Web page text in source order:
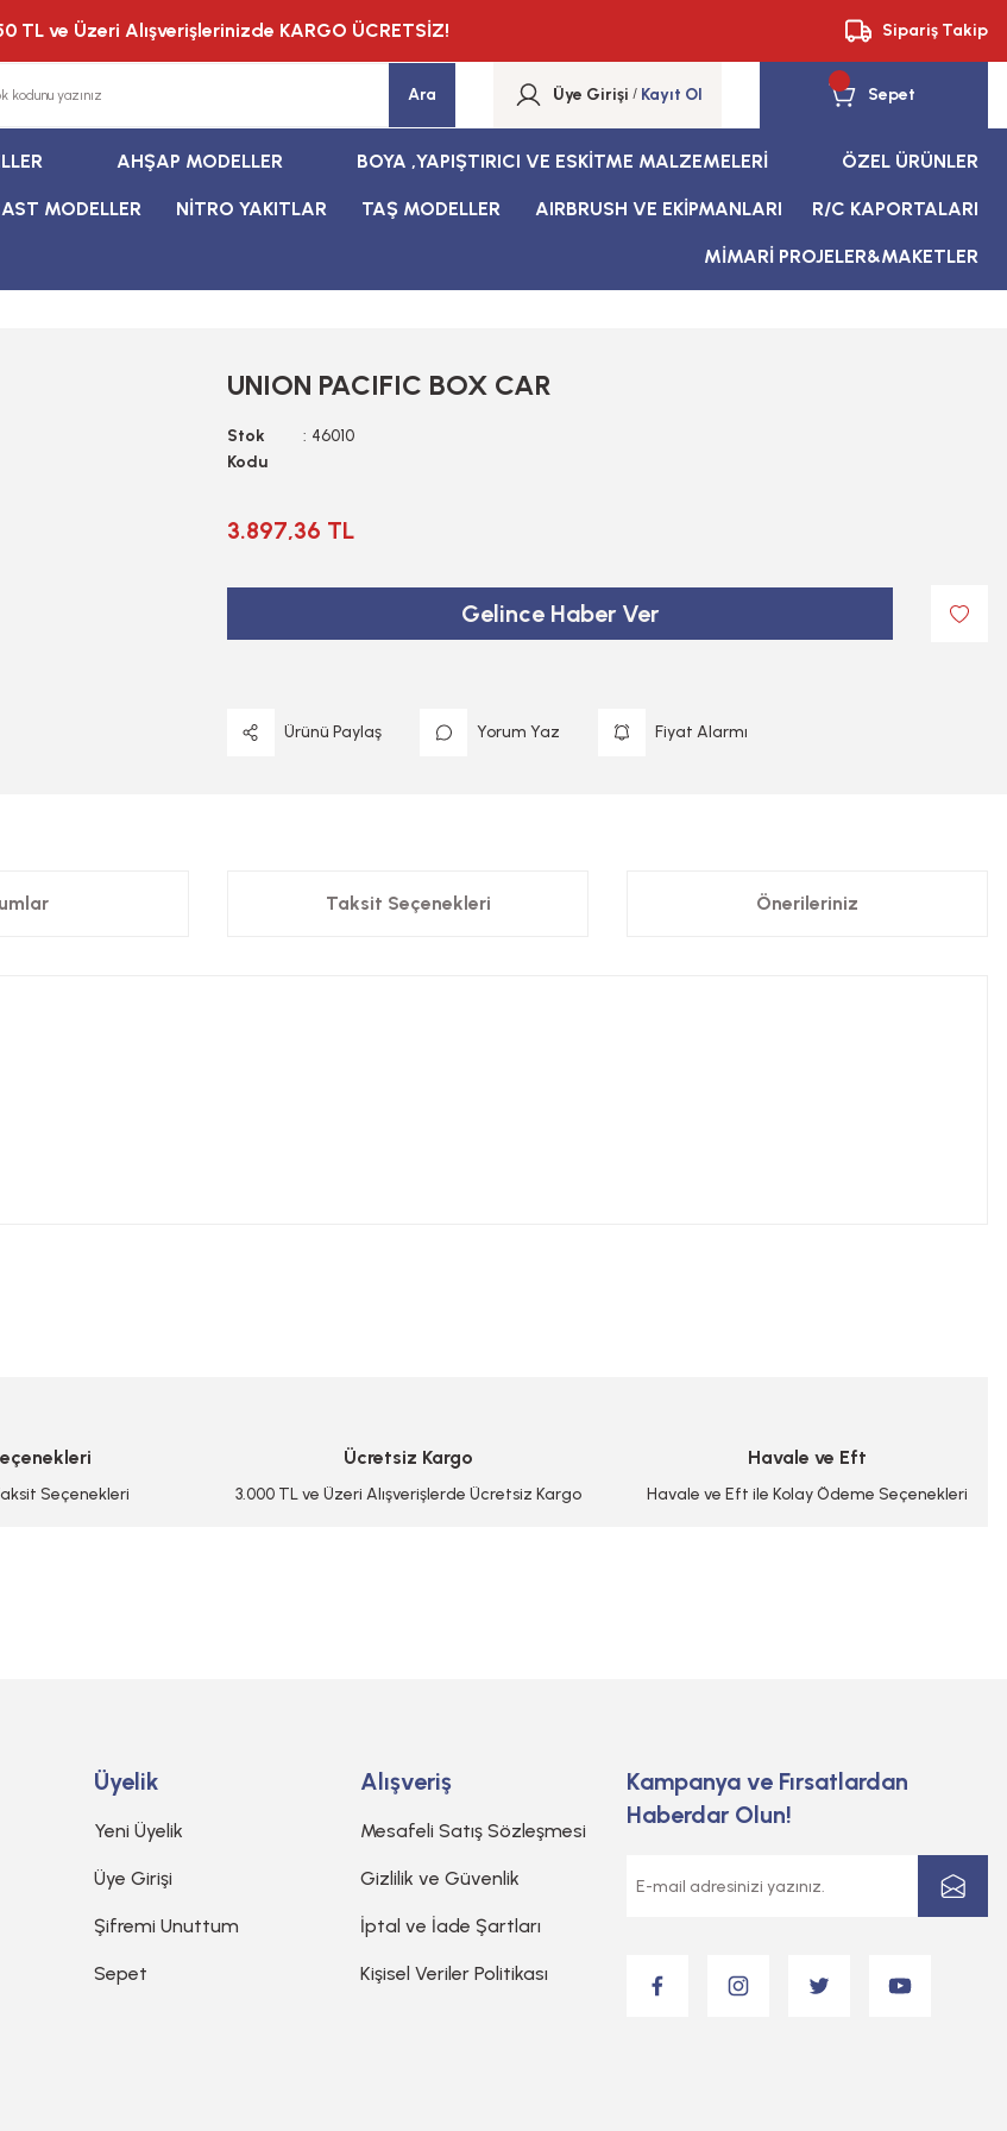
TL ve Üzeri Alışverişlerinizde KARGO ÜCRETSİZ! Sipariş Takip
Ara Üye Girişi / Kayıt Ol Sepet
AHŞAP MODELLER BOYA ,YAPIŞTIRICI VE ESKİTME MALZEMELERİ ÖZEL ÜRÜNLER
MODELLER NİTRO YAKITLAR TAŞ MODELLER AIRBRUSH VE EKİPMANLARI R/C KAPORTALARI
MİMARİ PROJELER&MAKETLER
UNION PACIFIC BOX CAR
Stok
Kodu
46010
3.897,36 TL
Gelince Haber Ver
Ürünü Paylaş Yorum Yaz Fiyat Alarmı
Taksit Seçenekleri Önerileriniz
Seçenekleri
Ücretsiz Kargo
3.000 TL ve Üzeri Alışverişlerde Ücretsiz Kargo
Havale ve Eft
Havale ve Eft ile Kolay Ödeme Seçenekleri
Üyelik
Yeni Üyelik
Üye Girişi
Şifremi Unuttum
Sepet
Alışveriş
Mesafeli Satış Sözleşmesi
Gizlilik ve Güvenlik
İptal ve İade Şartları
Kişisel Veriler Politikası
Kampanya ve Fırsatlardan
Haberdar Olun!